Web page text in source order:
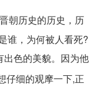
朝历史的历史，历
谁，为何被人看死?
色的美貌。因为他
仔细的观摩一下,正